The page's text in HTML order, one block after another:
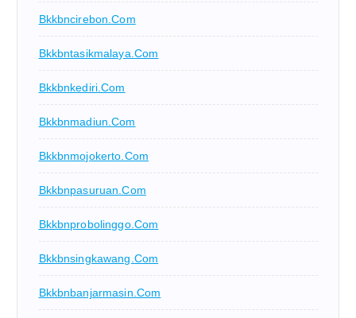
Bkkbncirebon.com
Bkkbntasikmalaya.com
Bkkbnkediri.com
Bkkbnmadiun.com
Bkkbnmojokerto.com
Bkkbnpasuruan.com
Bkkbnprobolinggo.com
Bkkbnsingkawang.com
Bkkbnbanjarmasin.com